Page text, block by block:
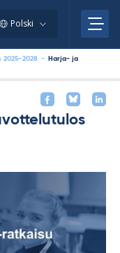
Polski
-
Harja- ja